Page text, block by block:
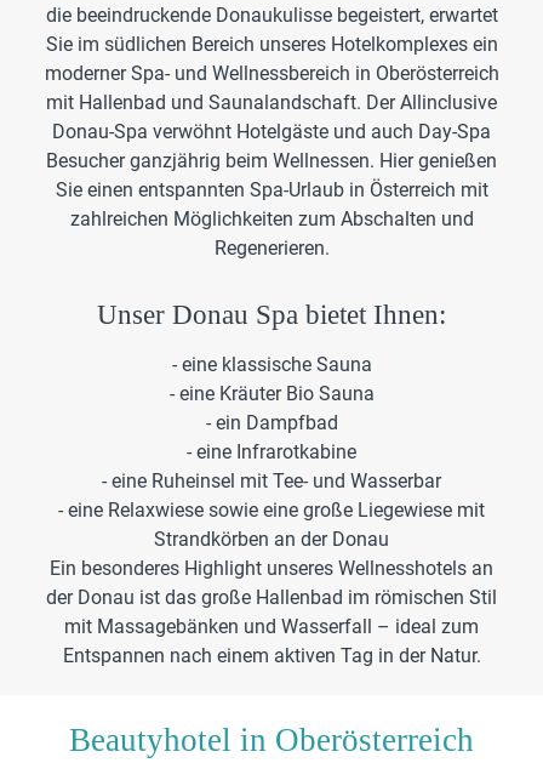
die beeindruckende Donaukulisse begeistert, erwartet
Sie im südlichen Bereich unseres Hotelkomplexes ein
moderner Spa- und Wellnessbereich in Oberösterreich
mit Hallenbad und Saunalandschaft. Der Allinclusive
Donau-Spa verwöhnt Hotelgäste und auch Day-Spa
Besucher ganzjährig beim Wellnessen. Hier genießen
Sie einen entspannten Spa-Urlaub in Österreich mit
zahlreichen Möglichkeiten zum Abschalten und
Regenerieren.
Unser Donau Spa bietet Ihnen:
- eine klassische Sauna
- eine Kräuter Bio Sauna
- ein Dampfbad
- eine Infrarotkabine
- eine Ruheinsel mit Tee- und Wasserbar
- eine Relaxwiese sowie eine große Liegewiese mit
Strandkörben an der Donau
Ein besonderes Highlight unseres Wellnesshotels an
der Donau ist das große Hallenbad im römischen Stil
mit Massagebänken und Wasserfall – ideal zum
Entspannen nach einem aktiven Tag in der Natur.
Beautyhotel in Oberösterreich